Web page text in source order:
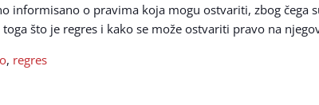
informisano o pravima koja mogu ostvariti, zbog čega
što je regres i kako se može ostvariti pravo na
, regres